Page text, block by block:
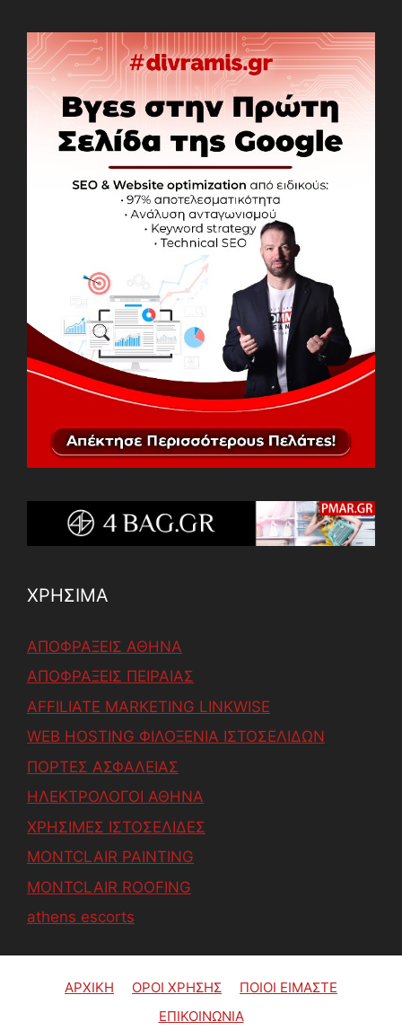
ΧΡΗΣΙΜΑ
ΑΠΟΦΡΑΞΕΙΣ ΑΘΗΝΑ
ΑΠΟΦΡΑΞΕΙΣ ΠΕΙΡΑΙΑΣ
AFFILIATE MARKETING LINKWISE
WEB HOSTING ΦΙΛΟΞΕΝΙΑ ΙΣΤΟΣΕΛΙΔΩΝ
ΠΟΡΤΕΣ ΑΣΦΑΛΕΙΑΣ
ΗΛΕΚΤΡΟΛΟΓΟΙ ΑΘΗΝΑ
ΧΡΗΣΙΜΕΣ ΙΣΤΟΣΕΛΙΔΕΣ
MONTCLAIR PAINTING
MONTCLAIR ROOFING
athens escorts
ΑΡΧΙΚΗ ΟΡΟΙ ΧΡΗΣΗΣ
ΠΟΙΟΙ ΕΙΜΑΣΤΕ
ΕΠΙΚΟΙΝΩΝΙΑ